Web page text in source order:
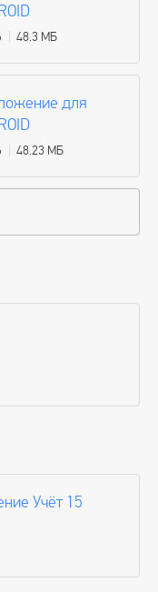
48.3 МБ
для
48.23 МБ
Учёт 15